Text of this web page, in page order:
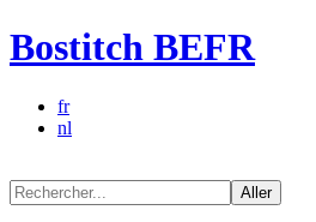
Bostitch BEFR
fr
nl
Aller